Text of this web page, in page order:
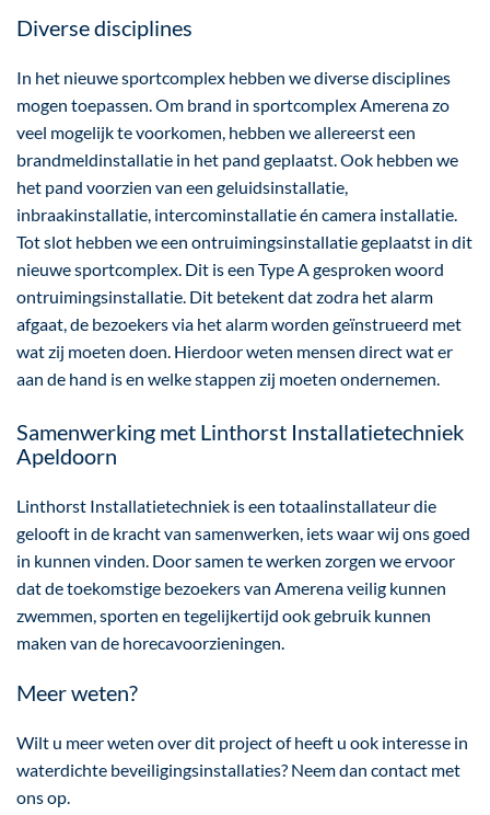
Diverse disciplines
In het nieuwe sportcomplex hebben we diverse disciplines
mogen toepassen. Om brand in sportcomplex Amerena zo
veel mogelijk te voorkomen, hebben we allereerst een
brandmeldinstallatie in het pand geplaatst. Ook hebben we
het pand voorzien van een geluidsinstallatie,
inbraakinstallatie, intercominstallatie én camera installatie.
Tot slot hebben we een ontruimingsinstallatie geplaatst in dit
nieuwe sportcomplex. Dit is een Type A gesproken woord
ontruimingsinstallatie. Dit betekent dat zodra het alarm
afgaat, de bezoekers via het alarm worden geïnstrueerd met
wat zij moeten doen. Hierdoor weten mensen direct wat er
aan de hand is en welke stappen zij moeten ondernemen.
Samenwerking met Linthorst Installatietechniek
Apeldoorn
Linthorst Installatietechniek is een totaalinstallateur die
gelooft in de kracht van samenwerken, iets waar wij ons goed
in kunnen vinden. Door samen te werken zorgen we ervoor
dat de toekomstige bezoekers van Amerena veilig kunnen
zwemmen, sporten en tegelijkertijd ook gebruik kunnen
maken van de horecavoorzieningen.
Meer weten?
Wilt u meer weten over dit project of heeft u ook interesse in
waterdichte beveiligingsinstallaties? Neem dan contact met
ons op.